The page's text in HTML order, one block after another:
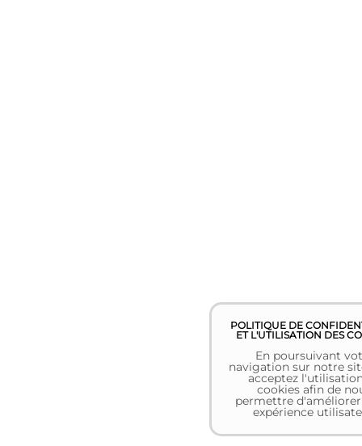
POLITIQUE DE
ET L'UTILISATION DES
En poursuivant
navigation sur notre
acceptez
cookies afin de
permettre
expérience